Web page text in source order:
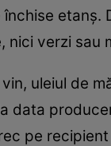
nici verzi sau
uleiul de
data
pe